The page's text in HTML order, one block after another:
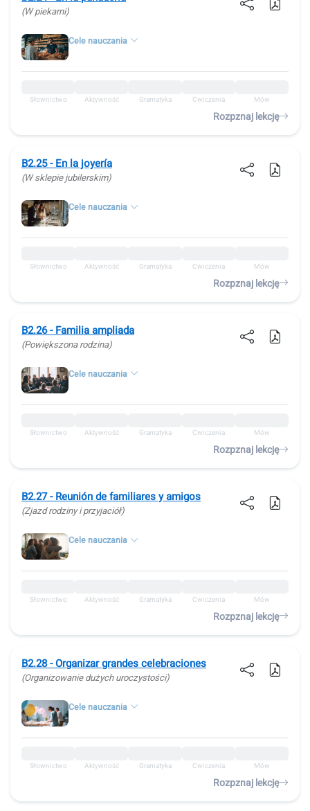
(W piekarni)
Cele nauczania
Słownictwo Aktywność Gramatyka Ćwiczenia Mów
Rozpznaj lekcję
B2.25 - En la joyería
(W sklepie jubilerskim)
Cele nauczania
Słownictwo Aktywność Gramatyka Ćwiczenia Mów
Rozpznaj lekcję
B2.26 - Familia ampliada
(Powiększona rodzina)
Cele nauczania
Słownictwo Aktywność Gramatyka Ćwiczenia Mów
Rozpznaj lekcję
B2.27 - Reunión de familiares y amigos
(Zjazd rodziny i przyjaciół)
Cele nauczania
Słownictwo Aktywność Gramatyka Ćwiczenia Mów
Rozpznaj lekcję
B2.28 - Organizar grandes celebraciones
(Organizowanie dużych uroczystości)
Cele nauczania
Słownictwo Aktywność Gramatyka Ćwiczenia Mów
Rozpznaj lekcję